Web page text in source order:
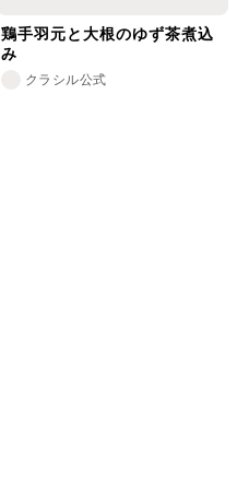
鶏手羽元と大根のゆず茶煮込
み
クラシル公式